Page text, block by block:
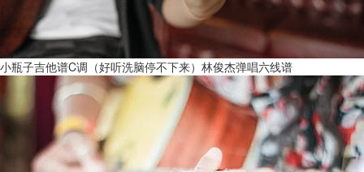
小瓶子吉他谱C调（好听洗脑停不下来）林俊杰弹唱六线谱